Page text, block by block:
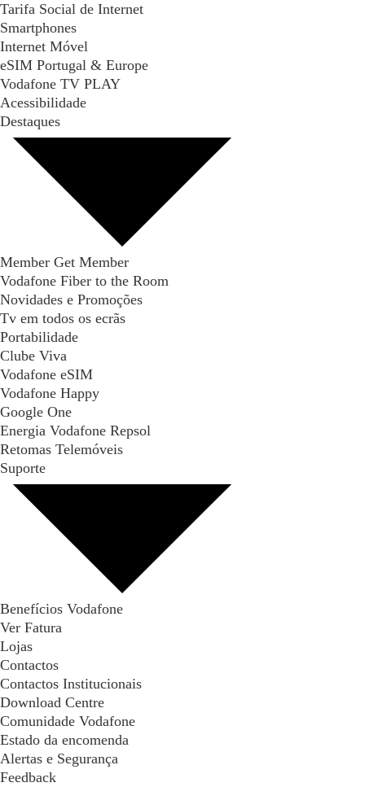
Tarifa Social de Internet
Smartphones
Internet Móvel
eSIM Portugal & Europe
Vodafone TV PLAY
Acessibilidade
Destaques
Member Get Member
Vodafone Fiber to the Room
Novidades e Promoções
Tv em todos os ecrãs
Portabilidade
Clube Viva
Vodafone eSIM
Vodafone Happy
Google One
Energia Vodafone Repsol
Retomas Telemóveis
Suporte
Benefícios Vodafone
Ver Fatura
Lojas
Contactos
Contactos Institucionais
Download Centre
Comunidade Vodafone
Estado da encomenda
Alertas e Segurança
Feedback